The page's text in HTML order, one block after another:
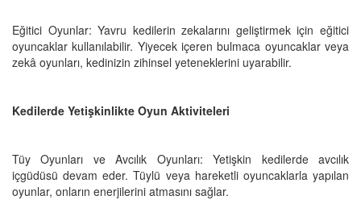
Eğitici Oyunlar: Yavru kedilerin zekalarını geliştirmek için eğitici
oyuncaklar kullanılabilir. Yiyecek içeren bulmaca oyuncaklar veya
zekâ oyunları, kedinizin zihinsel yeteneklerini uyarabilir.
Kedilerde Yetişkinlikte Oyun Aktiviteleri
Tüy Oyunları ve Avcılık Oyunları: Yetişkin kedilerde avcılık
içgüdüsü devam eder. Tüylü veya hareketli oyuncaklarla yapılan
oyunlar, onların enerjilerini atmasını sağlar.